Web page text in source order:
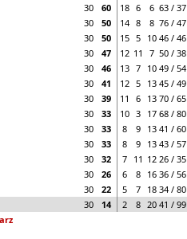
30 60 18 6 6 63 / 37
30 50 14 8 8 76 / 47
30 50 15 5 10 46 / 46
30 47 12 11 7 50 / 38
30 46 13 7 10 49 / 54
30 41 12 5 13 45 / 49
30 39 11 6 13 70 / 65
30 33 10 3 17 68 / 80
30 33 8 9 13 41 / 60
30 33 8 9 13 43 / 57
30 32 7 11 12 26 / 35
30 26 6 8 16 36 / 56
30 22 5 7 18 34 / 80
30 14 2 8 20 41 / 99